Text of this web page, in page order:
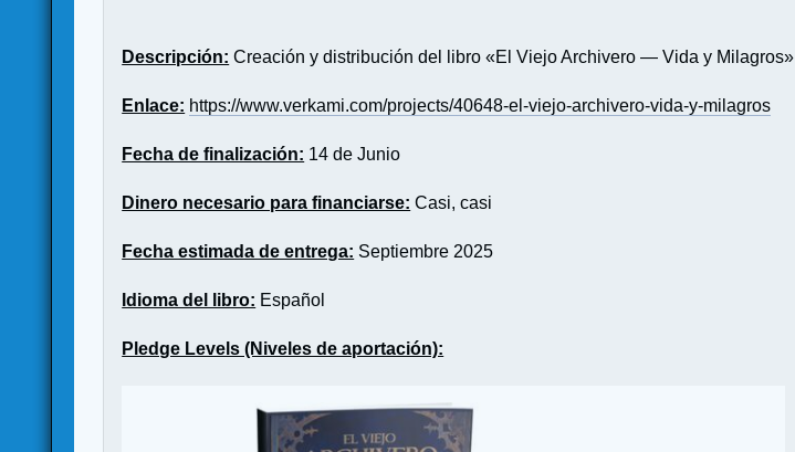
Descripción: Creación y distribución del libro «El Viejo Archivero — Vida y Milagros»
Enlace: https://www.verkami.com/projects/40648-el-viejo-archivero-vida-y-milagros
Fecha de finalización: 14 de Junio
Dinero necesario para financiarse: Casi, casi
Fecha estimada de entrega: Septiembre 2025
Idioma del libro: Español
Pledge Levels (Niveles de aportación):